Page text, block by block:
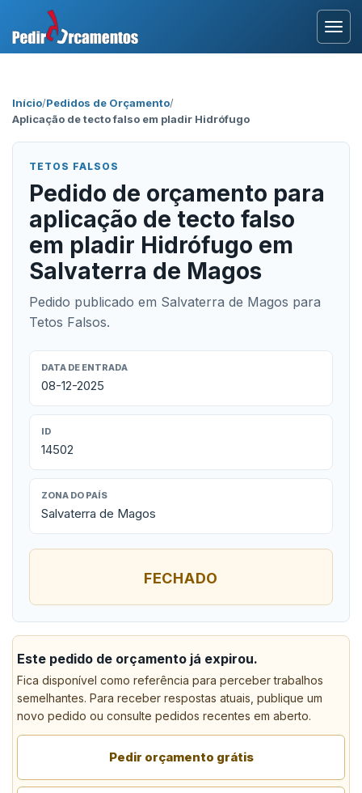
Início/Pedidos de Orçamento/
Aplicação de tecto falso em pladir Hidrófugo
TETOS FALSOS
Pedido de orçamento para
aplicação de tecto falso
em pladir Hidrófugo em
Salvaterra de Magos
Pedido publicado em Salvaterra de Magos para
Tetos Falsos.
DATA DE ENTRADA
08-12-2025
ID
14502
ZONA DO PAÍS
Salvaterra de Magos
FECHADO
Este pedido de orçamento já expirou.
Fica disponível como referência para perceber trabalhos
semelhantes. Para receber respostas atuais, publique um
novo pedido ou consulte pedidos recentes em aberto.
Pedir orçamento grátis
Área Profissional
Como Funciona?
Testemunhos